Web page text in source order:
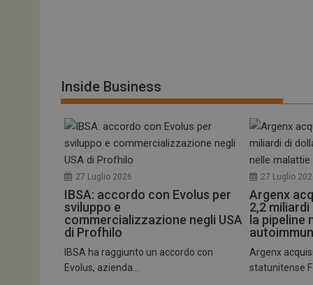
Inside Business
27 Luglio 2026
IBSA: accordo con Evolus per
sviluppo e
commercializzazione negli USA
di Profhilo
IBSA ha raggiunto un accordo con
Evolus, azienda...
27 Luglio
Argenx
2,2
la pipeline
Argenx
statunitense
NOME
__Secure-
tracking-sites-
tracking-named-
__Secure-YNID